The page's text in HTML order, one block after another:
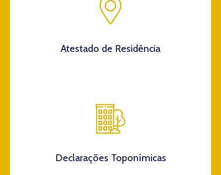
Atestado de Residência
Declarações Toponímicas